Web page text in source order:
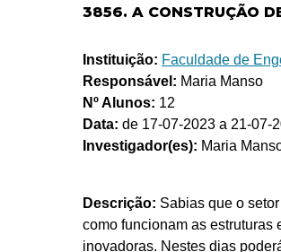
3856. A CONSTRUÇÃO
Instituição: Faculdade de
Responsável: Maria Manso
Nº Alunos: 12
Data: de 17-07-2023 a 21-07-
Investigador(es): Maria
Descrição: Sabias que o
como funcionam as estruturas
inovadoras. Nestes dias